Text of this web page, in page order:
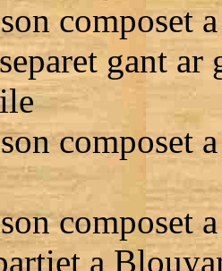
composet
gant
composet
composet
a